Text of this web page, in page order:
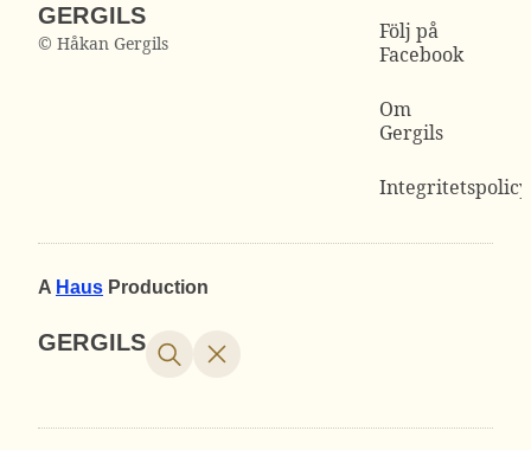
GERGILS
© Håkan Gergils
Följ på
Facebook
Om
Gergils
Integritetspolicy
A Haus Production
GERGILS